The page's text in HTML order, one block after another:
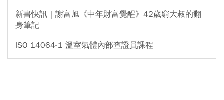
新書快訊｜謝富旭《中年財富覺醒》42歲窮大叔的翻
身筆記
ISO 14064-1 溫室氣體內部查證員課程